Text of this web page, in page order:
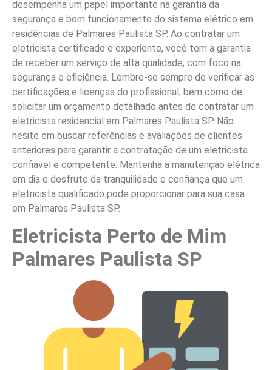
desempenha um papel importante na garantia da
segurança e bom funcionamento do sistema elétrico em
residências de Palmares Paulista SP. Ao contratar um
eletricista certificado e experiente, você tem a garantia
de receber um serviço de alta qualidade, com foco na
segurança e eficiência. Lembre-se sempre de verificar as
certificações e licenças do profissional, bem como de
solicitar um orçamento detalhado antes de contratar um
eletricista residencial em Palmares Paulista SP. Não
hesite em buscar referências e avaliações de clientes
anteriores para garantir a contratação de um eletricista
confiável e competente. Mantenha a manutenção elétrica
em dia e desfrute da tranquilidade e confiança que um
eletricista qualificado pode proporcionar para sua casa
em Palmares Paulista SP.
Eletricista Perto de Mim
Palmares Paulista SP